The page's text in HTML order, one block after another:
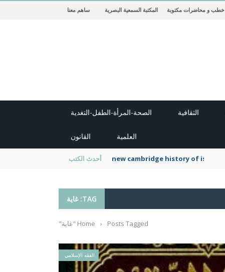
خطب و محاضرات مكتوبة المكتبة السمعية البصرية ساهم معنا
الثقافية الصحة-المرأة-الطفل-التغدية
العلمية القانون
أحدث الكتب new cambridge history of islam
TAG: غاية
Home › Posts Tagged "غاية"
الفقه الإسلامي